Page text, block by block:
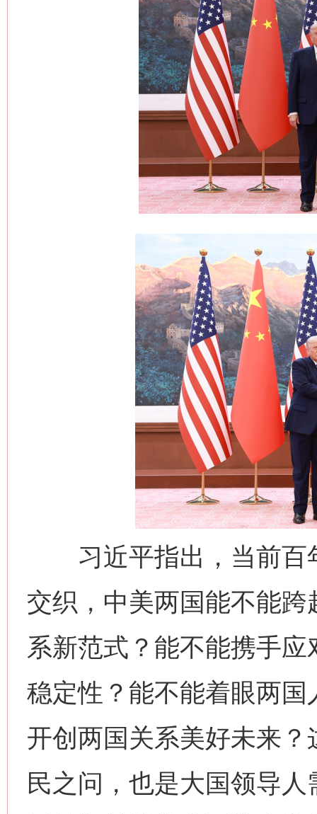
习近平指出，当前百
交织，中美两国能不能跨
系新范式？能不能携手
稳定性？能不能着眼两
开创两国关系美好未来
民之问，也是大国领导